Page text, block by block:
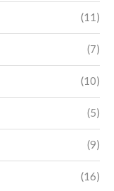
(11)
(7)
(10)
(5)
(9)
(16)